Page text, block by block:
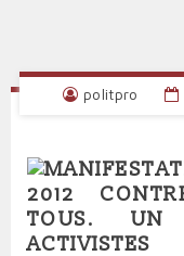
politpro